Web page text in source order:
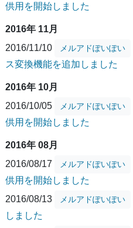
供用を開始しました
2016年 11月
2016/11/10
メルアドぽいぽい
ス変換機能を追加しました
2016年 10月
2016/10/05
メルアドぽいぽい
供用を開始しました
2016年 08月
2016/08/17
メルアドぽいぽい
供用を開始しました
2016/08/13
メルアドぽいぽい
しました